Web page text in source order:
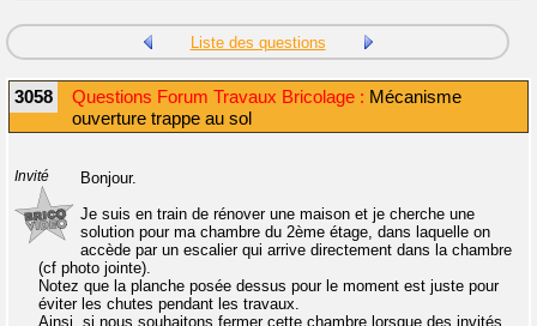
Liste des questions
3058 Questions Forum Travaux Bricolage : Mécanisme
ouverture trappe au sol
Invité
Bonjour.
Je suis en train de rénover une maison et je cherche une
solution pour ma chambre du 2ème étage, dans laquelle on
accède par un escalier qui arrive directement dans la chambre
(cf photo jointe).
Notez que la planche posée dessus pour le moment est juste pour
éviter les chutes pendant les travaux.
Ainsi, si nous souhaitons fermer cette chambre lorsque des invités